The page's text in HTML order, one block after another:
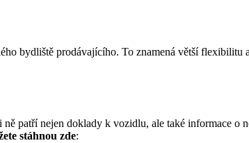
bydliště prodávajícího. To znamená větší flexibilitu
patří nejen doklady k vozidlu, ale také informace o
stáhnou zde: